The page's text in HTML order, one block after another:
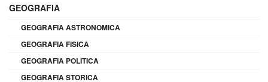
GEOGRAFIA
GEOGRAFIA ASTRONOMICA
GEOGRAFIA FISICA
GEOGRAFIA POLITICA
GEOGRAFIA STORICA